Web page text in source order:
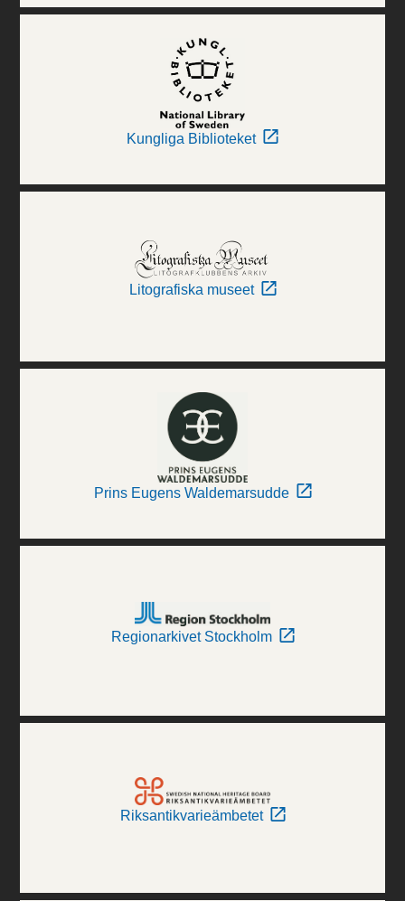
Kungliga Biblioteket
Litografiska museet
Prins Eugens Waldemarsudde
Regionarkivet Stockholm
Riksantikvarieämbetet